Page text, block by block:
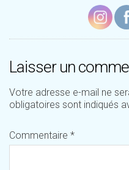
Laisser un
Votre adresse e-mail ne
obligatoires sont indiqués
Commentaire *